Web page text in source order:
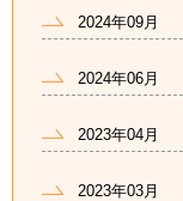
2024年09月
2024年06月
2023年04月
2023年03月